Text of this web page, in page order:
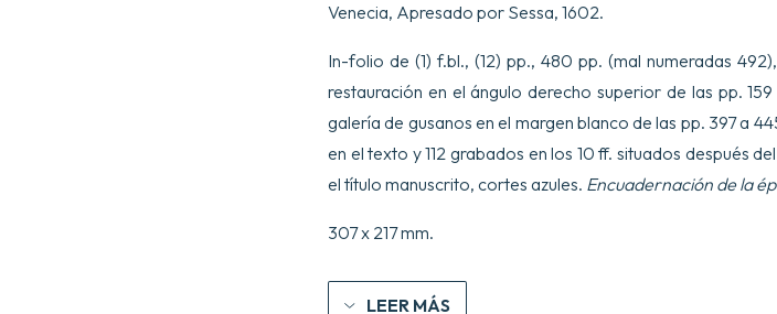
&
Venecia, Apresado por Sessa, 1602.
In-folio de (1) f.bl., (12) pp., 480 pp. (mal numeradas
restauración en el ángulo derecho superior de las pp.
galería de gusanos en el margen blanco de las pp. 397 a
en el texto y 112 grabados en los 10 ff. situados después
el título manuscrito, cortes azules. Encuadernación de la
307 x 217 mm.
LEER MÁS